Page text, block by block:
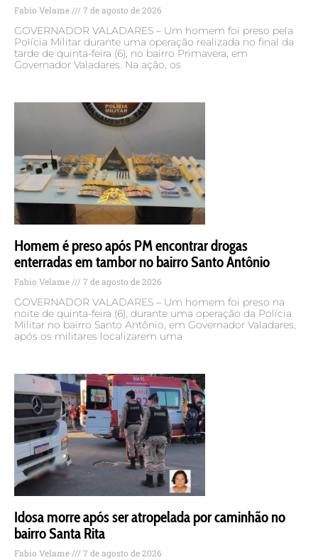
Fabio Velame 7 de agosto de 2026
GOVERNADOR VALADARES – Um homem foi preso pela
Polícia Militar durante uma operação realizada no final da
tarde de quinta-feira (6), no bairro Primavera, em
Governador Valadares. Na ação, os
Homem é preso após PM encontrar drogas
enterradas em tambor no bairro Santo Antônio
Fabio Velame 7 de agosto de 2026
GOVERNADOR VALADARES – Um homem foi preso na
noite de quinta-feira (6), durante uma operação da Polícia
Militar no bairro Santo Antônio, em Governador Valadares,
após os militares localizarem uma
Idosa morre após ser atropelada por caminhão no
bairro Santa Rita
Fabio Velame 7 de agosto de 2026